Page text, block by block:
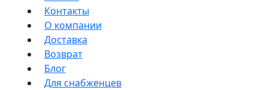
Контакты
О компании
Доставка
Возврат
Блог
Для снабженцев